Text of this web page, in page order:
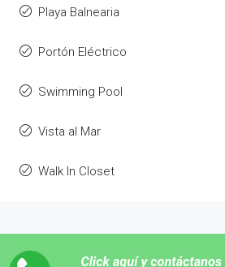
Playa Balnearia
Portón Eléctrico
Swimming Pool
Vista al Mar
Walk In Closet